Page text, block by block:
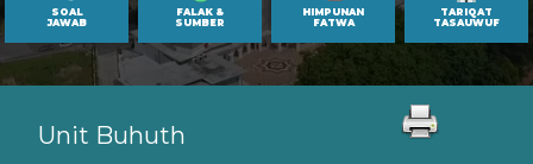
SOAL
JAWAB
FALAK &
SUMBER
HIMPUNAN
FATWA
TARIQAT
TASAUWUF
Unit Buhuth